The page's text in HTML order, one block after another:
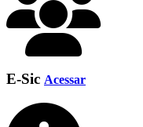
E-Sic Acessar